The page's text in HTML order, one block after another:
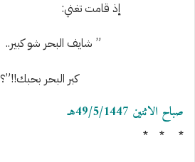
إذ قامت تغني:
” شايف البحر شو كبير..
كبر البحر بحبك!!”؟
صباح الاثنين 49/5/1447هـ
* * *